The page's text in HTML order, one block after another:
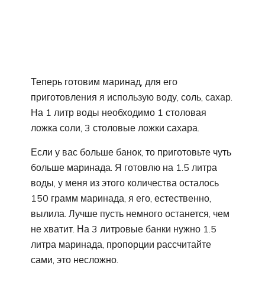
Теперь готовим маринад, для его
приготовления я использую воду, соль, сахар.
На 1 литр воды необходимо 1 столовая
ложка соли, 3 столовые ложки сахара.
Если у вас больше банок, то приготовьте чуть
больше маринада. Я готовлю на 1.5 литра
воды, у меня из этого количества осталось
150 грамм маринада, я его, естественно,
вылила. Лучше пусть немного останется, чем
не хватит. На 3 литровые банки нужно 1.5
литра маринада, пропорции рассчитайте
сами, это несложно.